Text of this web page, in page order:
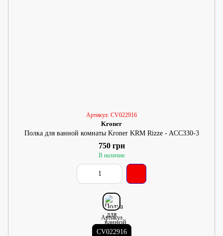
Артикул: CV022916
Kroner
Полка для ванной комнаты Kroner KRM Rizze - ACC330-3
750 грн
В наличии
Артикул
CV022916